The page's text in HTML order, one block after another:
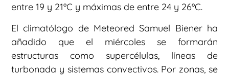
entre 19 y 21ºC y máximas de entre 24 y 26ºC.
El climatólogo de Meteored Samuel Biener ha
añadido que el miércoles se formarán
estructuras como supercélulas, líneas de
turbonada y sistemas convectivos. Por zonas, se